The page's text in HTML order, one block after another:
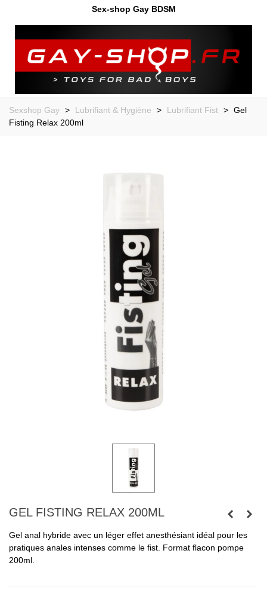
Sex-shop Gay BDSM
Sexshop Gay > Lubrifiant & Hygiène > Lubrifiant Fist > Gel
Fisting Relax 200ml
GEL FISTING RELAX 200ML
Gel anal hybride avec un léger effet anesthésiant idéal pour les
pratiques anales intenses comme le fist. Format flacon pompe
200ml.